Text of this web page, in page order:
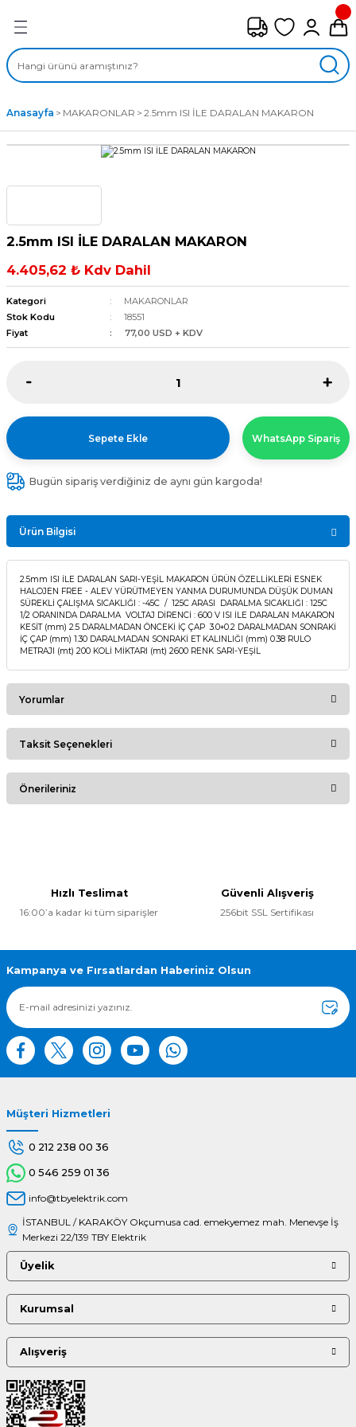
ÇEŞİTLERİ
FANLAR
FANLAR
Anasayfa MAKARONLAR 2.5mm ISI İLE DARALAN MAKARON
2.5mm ISI İLE DARALAN MAKARON
4.405,62 ₺ Kdv Dahil
Kategori
MAKARONLAR
Stok Kodu
18551
Fiyat
77,00 USD + KDV
Sepete Ekle WhatsApp Sipariş
Bugün sipariş verdiğiniz de aynı gün kargoda!
Ürün Bilgisi
2.5mm ISI İLE DARALAN SARI-YEŞİL MAKARON ÜRÜN ÖZELLİKLERİ ESNEK
HALOJEN FREE - ALEV YÜRÜTMEYEN YANMA DURUMUNDA DÜŞÜK DUMAN
SÜREKLİ ÇALIŞMA SICAKLIĞI : -45C / 125C ARASI DARALMA SICAKLIĞI : 125C
1/2 ORANINDA DARALMA VOLTAJ DİRENCİ : 600 V ISI İLE DARALAN MAKARON
KESİT (mm) 2.5 DARALMADAN ÖNCEKİ İÇ ÇAP 3.0+0.2 DARALMADAN SONRAKİ
İÇ ÇAP (mm) 1.30 DARALMADAN SONRAKİ ET KALINLIĞI (mm) 0.38 RULO
METRAJI (mt) 200 KOLİ MİKTARI (mt) 2600 RENK SARI-YEŞİL
Yorumlar
Bu ürüne ilk yorumu siz yapın!
Taksit Seçenekleri
Önerileriniz
Ürün bilgilerinde hatalar bulunuyor.
Ürün fiyatı diğer sitelerden daha pahalı.
Bu ürüne benzer farklı alternatifler olmalı.
Hızlı Teslimat
16:00’a kadar ki tüm siparişler
Güvenli Alışveriş
256bit SSL Sertifikası
Kampanya ve Fırsatlardan Haberiniz Olsun
Müşteri Hizmetleri
0 212 238 00 36
0 546 259 01 36
info@tbyelektrik.com
İSTANBUL / KARAKÖY Okçumusa cad. emekyemez mah. Menevşe İş
Merkezi 22/139 TBY Elektrik
Üyelik
Kurumsal
Alışveriş